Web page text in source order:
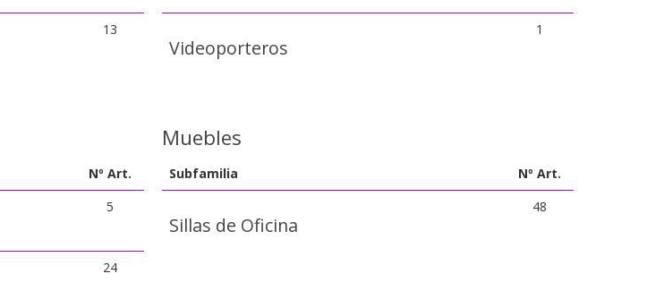
13
Videoporteros
1
Nº Art.
5
24
Muebles
Subfamilia Nº Art.
Sillas de Oficina
48